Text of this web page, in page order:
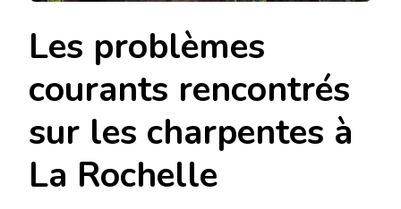
Les problèmes
courants rencontrés
sur les charpentes à
La Rochelle